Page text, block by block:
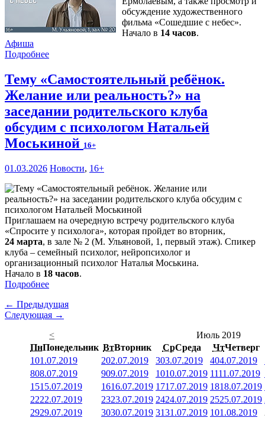
обсуждение художественного
фильма «Сошедшие с небес».
Начало в 14 часов.
Афиша
Подробнее
Тему «Самостоятельный ребёнок.
Желание или реальность?» на
заседании родительского клуба
обсудим с психологом Натальей
Моськиной 16+
01.03.2026 Новости, 16+
Приглашаем на очередную встречу родительского клуба
«Спросите у психолога», которая пройдет во вторник,
24 марта, в зале № 2 (М. Ульяновой, 1, первый этаж). Спикер
клуба – семейный психолог, нейропсихолог и
организационный психолог Наталья Моськина.
Начало в 18 часов.
Подробнее
← Предыдущая
Следующая →
<
Июль 2019
ПнПонедельник ВтВторник СрСреда ЧтЧетверг
101.07.2019 202.07.2019 303.07.2019 404.07.2019
808.07.2019 909.07.2019 1010.07.2019 1111.07.2019
1515.07.2019 1616.07.2019 1717.07.2019 1818.07.2019
2222.07.2019 2323.07.2019 2424.07.2019 2525.07.2019
2929.07.2019 3030.07.2019 3131.07.2019 101.08.2019